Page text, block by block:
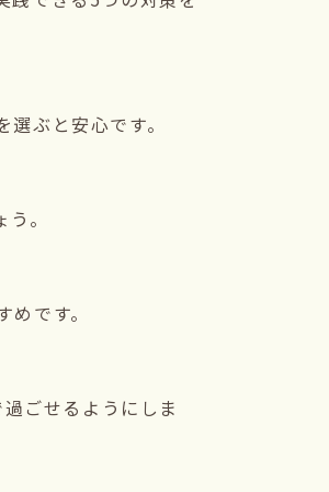
選ぶと安心です。
。
めです。
ごせるようにしま